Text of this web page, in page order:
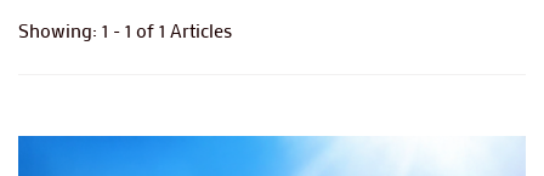
Showing: 1 - 1 of 1 Articles